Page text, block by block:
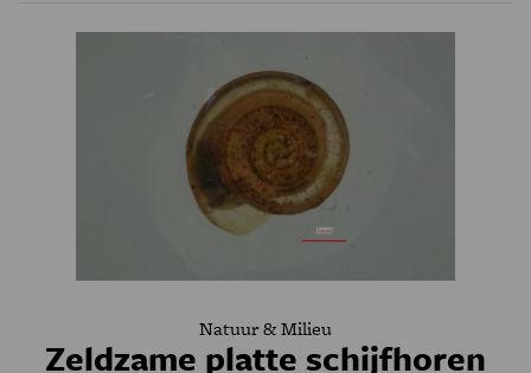
Natuur & Milieu
Zeldzame platte schijfhoren